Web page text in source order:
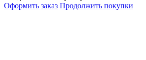
Оформить заказ Продолжить покупки